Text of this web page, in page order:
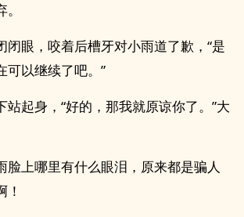
闭眼，咬着后槽牙对小雨道了歉，“是
可以继续了吧。”
站起身，“好的，那我就原谅你了。”大
脸上哪里有什么眼泪，原来都是骗人